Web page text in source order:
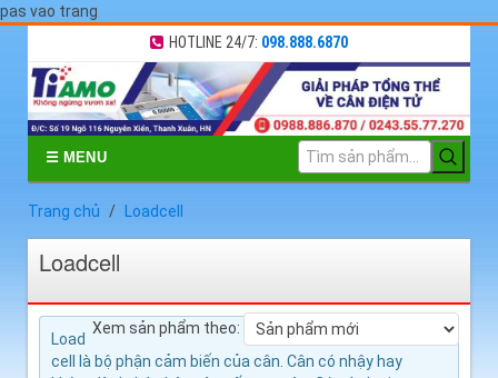
pas vao trang
HOTLINE 24/7: 098.888.6870
☰ MENU
Trang chủ Loadcell
Loadcell
Xem sản phẩm theo:
Load
cell là bộ phận cảm biến của cân. Cân có nhậy hay